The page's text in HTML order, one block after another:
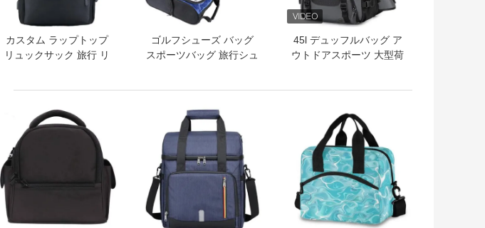
カスタム ラップトップ
リュックサック 旅行 リ
ゴルフシューズ バッグ
スポーツバッグ 旅行シュ
45l デュッフルバッグ ア
ウトドアスポーツ 大型荷
ベストプライス ベストプライス ベストプライス